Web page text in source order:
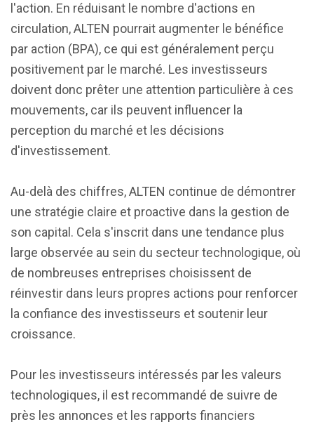
l'action. En réduisant le nombre d'actions en
circulation, ALTEN pourrait augmenter le bénéfice
par action (BPA), ce qui est généralement perçu
positivement par le marché. Les investisseurs
doivent donc prêter une attention particulière à ces
mouvements, car ils peuvent influencer la
perception du marché et les décisions
d'investissement.
Au-delà des chiffres, ALTEN continue de démontrer
une stratégie claire et proactive dans la gestion de
son capital. Cela s'inscrit dans une tendance plus
large observée au sein du secteur technologique, où
de nombreuses entreprises choisissent de
réinvestir dans leurs propres actions pour renforcer
la confiance des investisseurs et soutenir leur
croissance.
Pour les investisseurs intéressés par les valeurs
technologiques, il est recommandé de suivre de
près les annonces et les rapports financiers